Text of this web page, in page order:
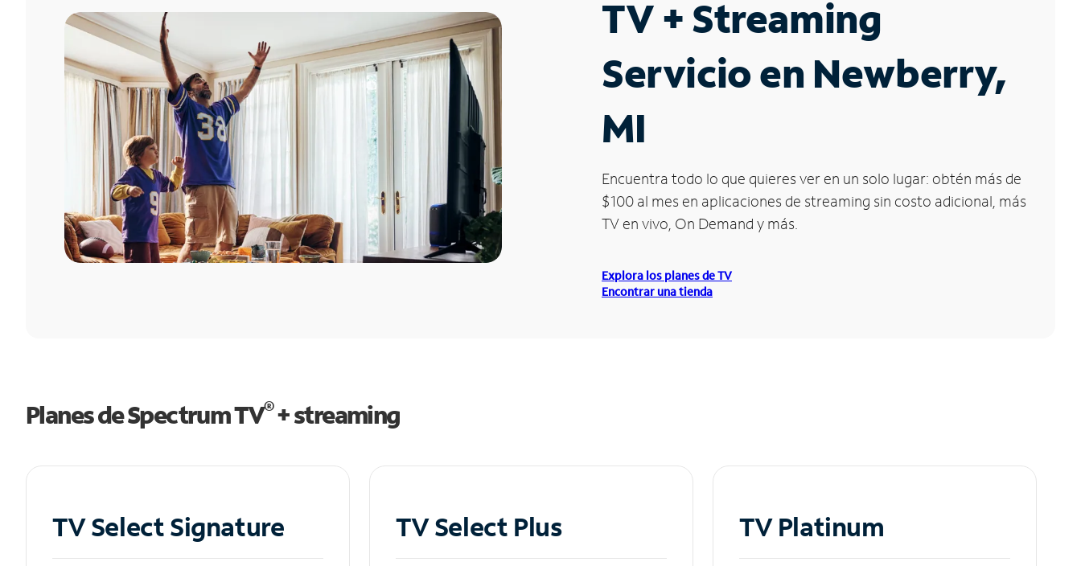
TV + Streaming
Servicio en Newberry,
MI
Encuentra todo lo que quieres ver en un solo lugar: obtén más de
$100 al mes en aplicaciones de streaming sin costo adicional, más
TV en vivo, On Demand y más.
Explora los planes de TV
Encontrar una tienda
Planes de Spectrum TV®+ streaming
TV Select Signature TV Select Plus TV Platinum